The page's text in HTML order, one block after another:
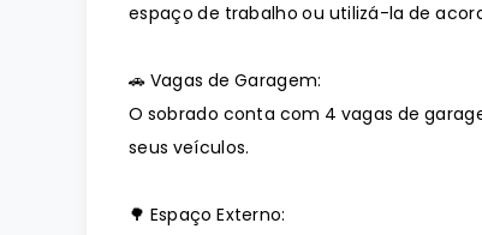
espaço de trabalho ou utilizá-la de
🚗 Vagas de Garagem:
O sobrado conta com 4 vagas de
seus veículos.
🌳 Espaço Externo: